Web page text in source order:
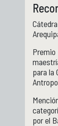
para la
por el